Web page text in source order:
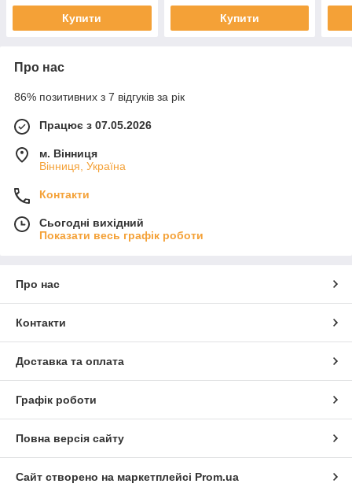
Купити Купити
Про нас
86% позитивних з 7 відгуків за рік
Працює з 07.05.2026
м. Вінниця
Вінниця, Україна
Контакти
Сьогодні вихідний
Показати весь графік роботи
Про нас
Контакти
Доставка та оплата
Графік роботи
Повна версія сайту
Сайт створено на маркетплейсі Prom.ua